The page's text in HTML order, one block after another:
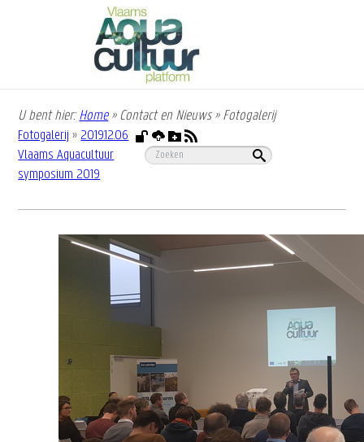
gaan
Kruimelpad
U bent hier: Home » Contact en Nieuws » Fotogalerij
Fotogalerij » 2019.12.06
Vlaams Aquacultuur
symposium 2019